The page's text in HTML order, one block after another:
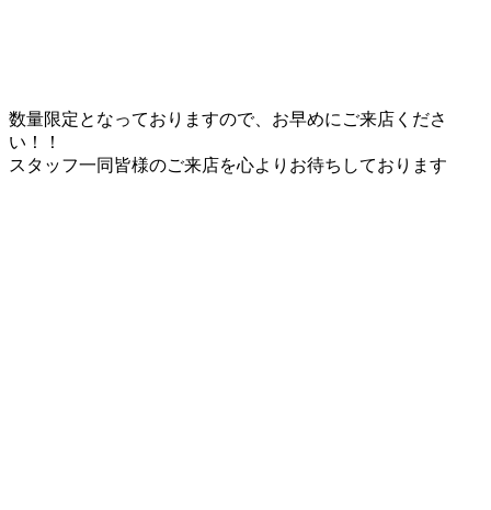
数量限定となっておりますので、お早めにご来店くださ
い！！
スタッフ一同皆様のご来店を心よりお待ちしております